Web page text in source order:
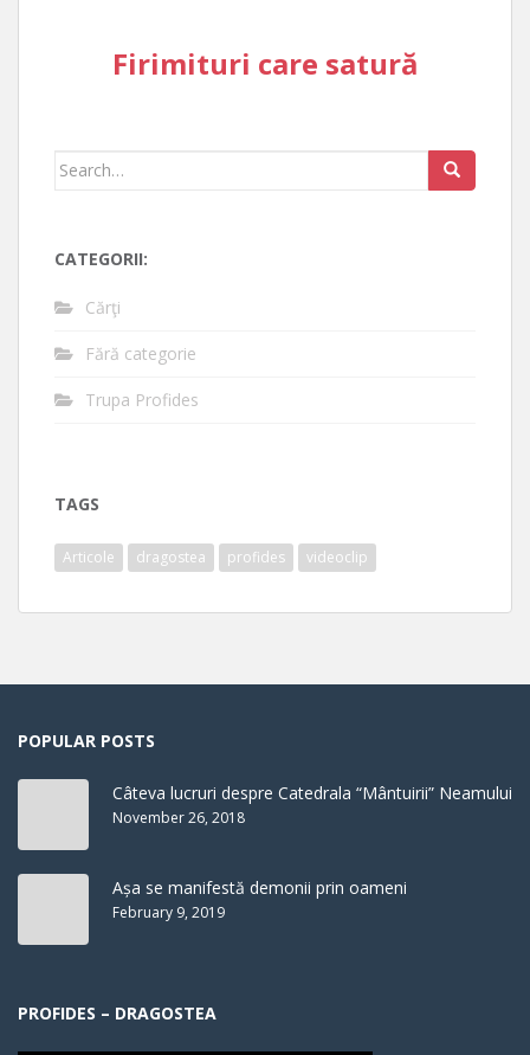
Firimituri care satură
Search
CATEGORII:
Cărţi
Fără categorie
Trupa Profides
TAGS
Articole dragostea profides videoclip
POPULAR POSTS
Câteva lucruri despre Catedrala “Mântuirii” Neamului
November 26, 2018
Așa se manifestă demonii prin oameni
February 9, 2019
PROFIDES – DRAGOSTEA